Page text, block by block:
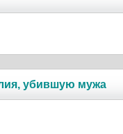
убившую мужа